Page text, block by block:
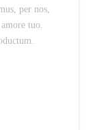
per nos,
tuo.